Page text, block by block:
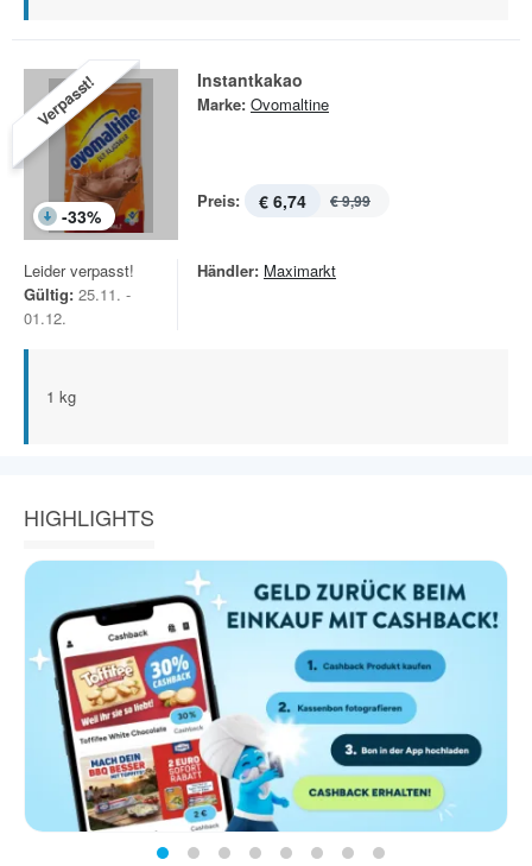
Verpasst!
-33%
Instantkakao
Marke: Ovomaltine
Preis: € 6,74 € 9,99
Leider verpasst!
Gültig: 25.11. -
01.12.
Händler: Maximarkt
1 kg
HIGHLIGHTS